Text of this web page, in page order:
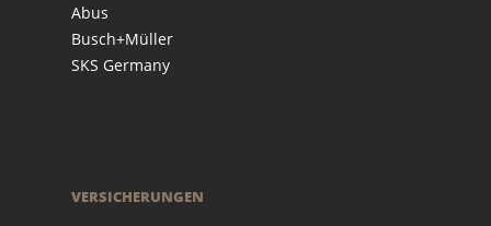
Abus
Busch+Müller
SKS Germany
VERSICHERUNGEN